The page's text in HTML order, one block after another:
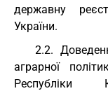
державну
України.
2.2.
аграрної
Республіки